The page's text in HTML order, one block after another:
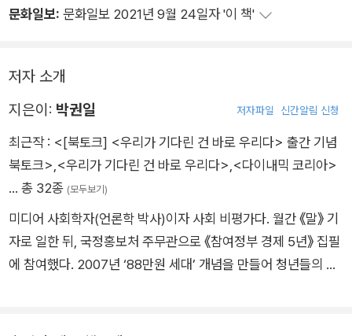
키는 족쇄가 되었다.
구제 등 *승자독식적인 정치제도, 제왕적 대통령제, *엘리트의
부정부패와 *선민의식, ‘재벌‘에 대한 특혜, *정규직과 비정규직
이 극단적으로 분절된 노동 및 고용체제 등 사회전 영역에 *격차
와 특권을 *당연시하는 *제도와 *문화가 만연해있다.
문화일보: 문화일보 2021년 9월 24일자 '이 책'
저자 소개
지은이: 박권일 저자파일 신간알림 신청
최근작 : <[북토크] <우리가 기다린 건 바로 우리다> 출간 기념
북토크> <우리가 기다린 건 바로 우리다> <다이내믹 코리아>
… 총 32종 (모두보기)
미디어 사회학자(언론학 박사)이자 사회 비평가다. 월간 《말》 기
자로 일한 뒤, 국정홍보처 주무관으로 《참여정부 경제 5년》 집필
에 참여했다. 2007년 ‘88만원 세대’ 개념을 만들어 청년들의 불
을 받았다. 지은 책으로 《다이내믹 코리아》(공저), 《지금, 여기의